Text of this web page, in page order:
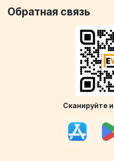
Обратная связь
Сканируйте